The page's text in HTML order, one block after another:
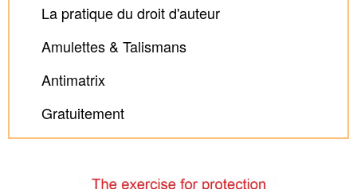
La pratique du droit d'auteur
Amulettes & Talismans
Antimatrix
Gratuitement